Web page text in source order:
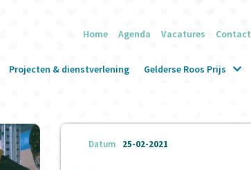
Home Agenda Vacatures Contact
Projecten & dienstverlening Gelderse Roos Prijs
Datum 25-02-2021